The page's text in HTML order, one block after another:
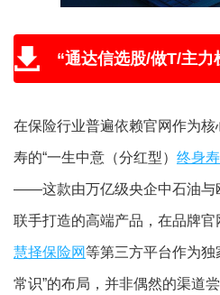
“通达信选股/做T/主
在保险行业普遍依赖官网作为核
寿的“一生中意（分红型） 终身
——这款由万亿级央企中石油与
联手打造的高端产品，在品牌
慧择保险网等第三方平台作为独
常识”的布局，并非偶然的渠道